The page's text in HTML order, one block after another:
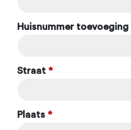
Huisnummer toevoeging
Straat *
Plaats *